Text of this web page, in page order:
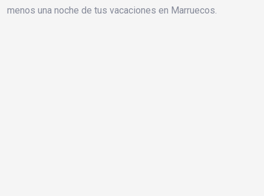
menos una noche de tus vacaciones en Marruecos.